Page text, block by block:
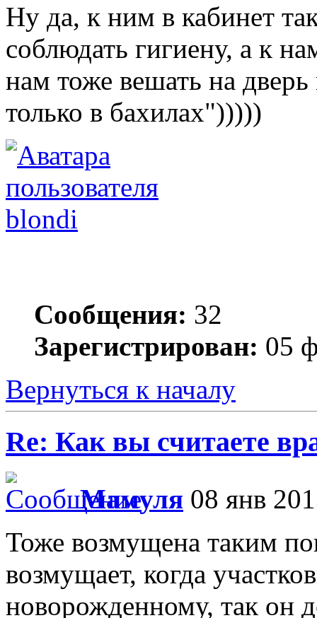
Ну да, к ним в кабинет
соблюдать гигиену, а к
нам тоже вешать на
только в бахилах")))))
blondi
Сообщения: 32
Зарегистрирован: 05
Вернуться к началу
Re: Как вы считаете
Мамуля 08 янв
Тоже возмущена таким
возмущает, когда
новорожденному, так он